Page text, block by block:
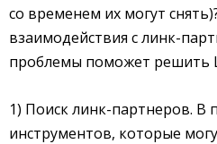
со временем их могут
взаимодействия с линк-
проблемы поможет решить
1) Поиск линк-партнеров. В
инструментов, которые